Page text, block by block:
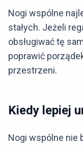
Nogi wspólne
stałych. Jeżeli
obsługiwać tę
poprawić
przestrzeni.
Kiedy lepiej
Nogi wspólne nie